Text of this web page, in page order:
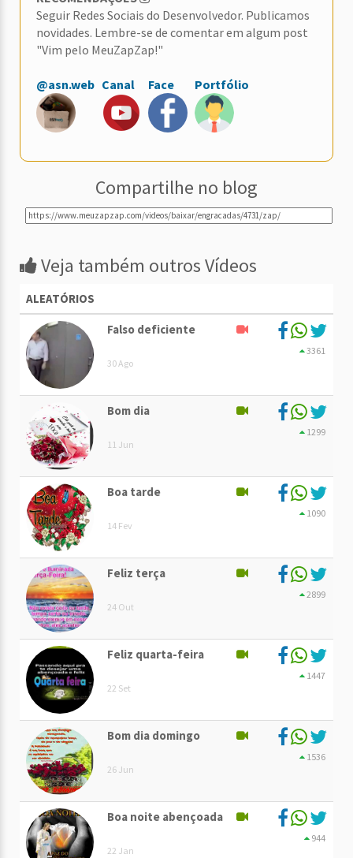
Seguir Redes Sociais do Desenvolvedor. Publicamos
novidades. Lembre-se de comentar em algum post
"Vim pelo MeuZapZap!"
@asn.web Canal Face Portfólio
Compartilhe no blog
Veja também outros Vídeos
ALEATÓRIOS
Falso deficiente
30 Ago
3361
Bom dia
11 Jun
1299
Boa tarde
14 Fev
1090
Feliz terça
24 Out
2899
Feliz quarta-feira
22 Set
1447
Bom dia domingo
26 Jun
1536
Boa noite abençoada
22 Jan
944